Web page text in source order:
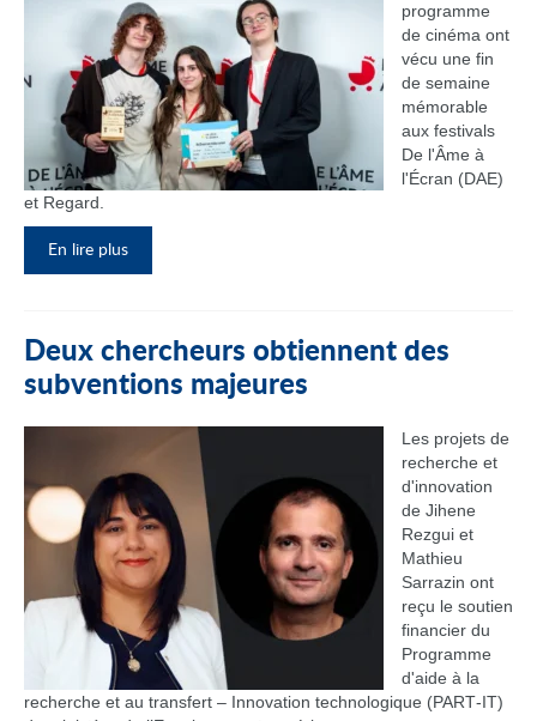
programme
de cinéma ont
vécu une fin
de semaine
mémorable
aux festivals
De l'Âme à
l'Écran (DAE)
et Regard.
En lire plus
Deux chercheurs obtiennent des
subventions majeures
Les projets de
recherche et
d'innovation
de Jihene
Rezgui et
Mathieu
Sarrazin ont
reçu le soutien
financier du
Programme
d'aide à la
recherche et au transfert – Innovation technologique (PART‑IT)